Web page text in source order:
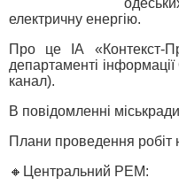
електричну енергію.
Про це ІА «Контекст-
департаменті
канал).
В повідомленні
Плани проведення робіт
🔸Центральний РЕМ: